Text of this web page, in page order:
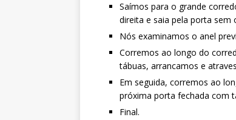
Saímos para o grande
direita e saia pela porta sem
Nós examinamos o anel
Corremos ao longo do
tábuas, arrancamos e
Em seguida, corremos ao
próxima porta fechada com
Final.